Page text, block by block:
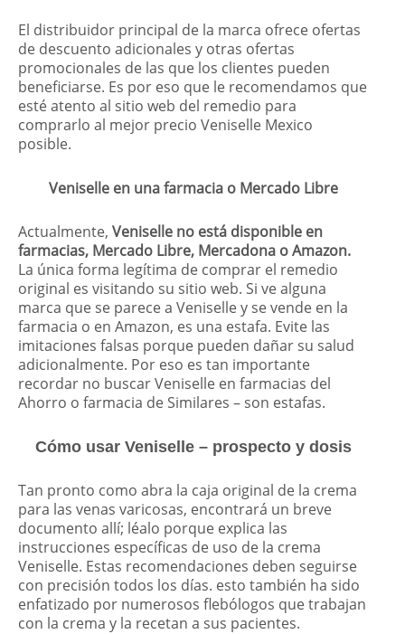
El distribuidor principal de la marca ofrece ofertas
de descuento adicionales y otras ofertas
promocionales de las que los clientes pueden
beneficiarse. Es por eso que le recomendamos que
esté atento al sitio web del remedio para
comprarlo al mejor precio Veniselle Mexico
posible.
Veniselle en una farmacia o Mercado Libre
Actualmente, Veniselle no está disponible en
farmacias, Mercado Libre, Mercadona o Amazon.
La única forma legítima de comprar el remedio
original es visitando su sitio web. Si ve alguna
marca que se parece a Veniselle y se vende en la
farmacia o en Amazon, es una estafa. Evite las
imitaciones falsas porque pueden dañar su salud
adicionalmente. Por eso es tan importante
recordar no buscar Veniselle en farmacias del
Ahorro o farmacia de Similares – son estafas.
Cómo usar Veniselle – prospecto y dosis
Tan pronto como abra la caja original de la crema
para las venas varicosas, encontrará un breve
documento allí; léalo porque explica las
instrucciones específicas de uso de la crema
Veniselle. Estas recomendaciones deben seguirse
con precisión todos los días. esto también ha sido
enfatizado por numerosos flebólogos que trabajan
con la crema y la recetan a sus pacientes.